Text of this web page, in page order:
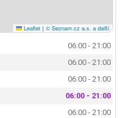
Leaflet | © Seznam.cz a.s. a další
06:00 - 21:00
06:00 - 21:00
06:00 - 21:00
06:00 - 21:00
06:00 - 21:00